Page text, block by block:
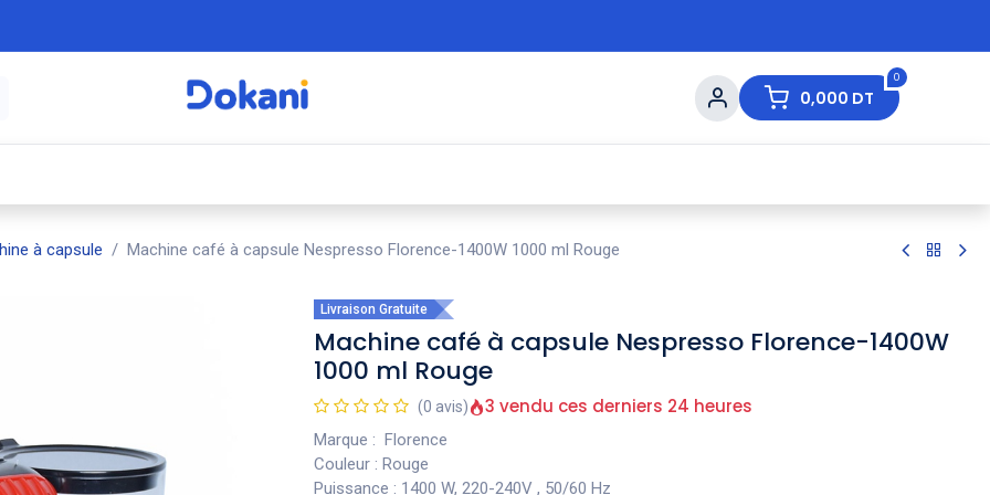
0
0,000 DT
à capsule Machine café à capsule Nespresso Florence-1400W 1000 ml Rouge
Livraison Gratuite
Machine café à capsule Nespresso Florence-1400W
1000 ml Rouge
(0 avis) 3 vendu ces derniers 24 heures
Marque : Florence
Couleur : Rouge
Puissance : 1400 W, 220-240V , 50/60 Hz